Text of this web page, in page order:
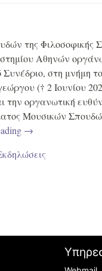
της Φιλοσοφικής
Αθηνών
Συνέδριο, στη μνήμη
(† 2 Ιουνίου
την οργανωτική
Μουσικών
→